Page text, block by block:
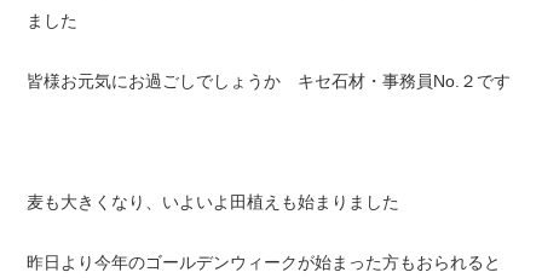
ました
皆様お元気にお過ごしでしょうか キセ石材・事務員No.２です
麦も大きくなり、いよいよ田植えも始まりました
昨日より今年のゴールデンウィークが始まった方もおられると